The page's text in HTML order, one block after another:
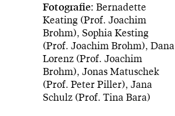
Fotografie: Bernadette
Keating (Prof. Joachim
Brohm), Sophia Kesting
(Prof. Joachim Brohm), Dana
Lorenz (Prof. Joachim
Brohm), Jonas Matuschek
(Prof. Peter Piller), Jana
Schulz (Prof. Tina Bara)